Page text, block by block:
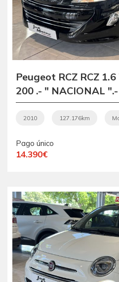
Peugeot RCZ RCZ
200 .- " NACIONAL
IMPECABLE ".- "
DEPORTIVO 2+2
07/12/2010 ".-
2010 127.176km
Pago único
14.390€